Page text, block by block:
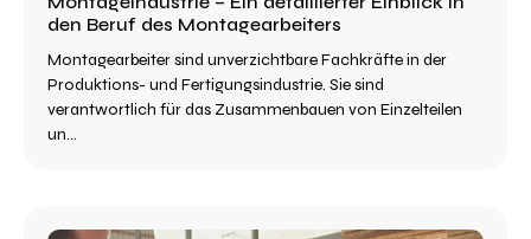
den Beruf des Montagearbeiters
Montagearbeiter sind unverzichtbare Fachkräfte in der
Produktions- und Fertigungsindustrie. Sie sind
verantwortlich für das Zusammenbauen von Einzelteilen
un...